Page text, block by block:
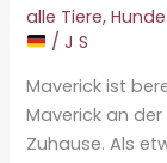
alle Tiere,
/J S
Maverick ist
Maverick an
Zuhause. Als